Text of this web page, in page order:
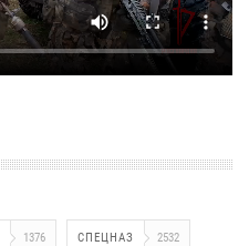
1376 СПЕЦНАЗ 2532